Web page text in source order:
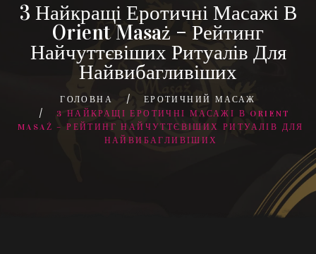
3 Найкращі Еротичні Масажі В
Orient Masaż – Рейтинг
Найчуттєвіших Ритуалів Для
Найвибагливіших
ГОЛОВНА
ЕРОТИЧНИЙ МАСАЖ
3 НАЙКРАЩІ ЕРОТИЧНІ МАСАЖІ В ORIENT
MASAŻ – РЕЙТИНГ НАЙЧУТТЄВІШИХ РИТУАЛІВ ДЛЯ
НАЙВИБАГЛИВІШИХ